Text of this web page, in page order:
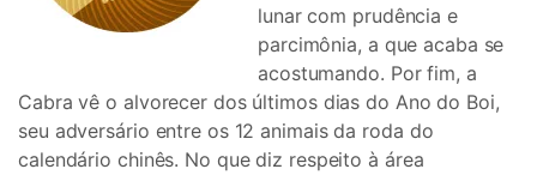
lunar com prudência e
parcimônia, a que acaba se
acostumando. Por fim, a
Cabra vê o alvorecer dos últimos dias do Ano do Boi,
seu adversário entre os 12 animais da roda do
calendário chinês. No que diz respeito à área